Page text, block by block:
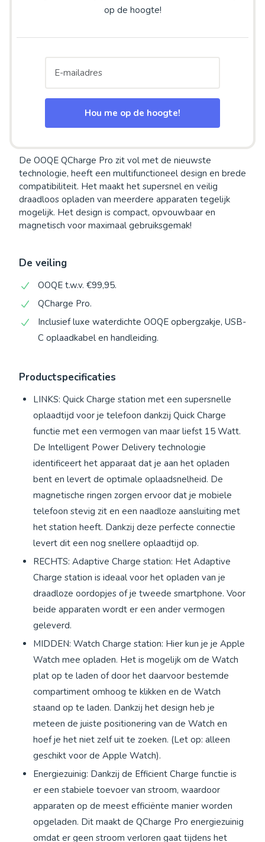
op de hoogte!
Hou me op de hoogte!
De OOQE QCharge Pro zit vol met de nieuwste
technologie, heeft een multifunctioneel design en brede
compatibiliteit. Het maakt het supersnel en veilig
draadloos opladen van meerdere apparaten tegelijk
mogelijk. Het design is compact, opvouwbaar en
magnetisch voor maximaal gebruiksgemak!
De veiling
OOQE t.w.v. €99,95.
QCharge Pro.
Inclusief luxe waterdichte OOQE opbergzakje, USB-
C oplaadkabel en handleiding.
Productspecificaties
LINKS: Quick Charge station met een supersnelle
oplaadtijd voor je telefoon dankzij Quick Charge
functie met een vermogen van maar liefst 15 Watt.
De Intelligent Power Delivery technologie
identificeert het apparaat dat je aan het opladen
bent en levert de optimale oplaadsnelheid. De
magnetische ringen zorgen ervoor dat je mobiele
telefoon stevig zit en een naadloze aansluiting met
het station heeft. Dankzij deze perfecte connectie
levert dit een nog snellere oplaadtijd op.
RECHTS: Adaptive Charge station: Het Adaptive
Charge station is ideaal voor het opladen van je
draadloze oordopjes of je tweede smartphone. Voor
beide apparaten wordt er een ander vermogen
geleverd.
MIDDEN: Watch Charge station: Hier kun je je Apple
Watch mee opladen. Het is mogelijk om de Watch
plat op te laden of door het daarvoor bestemde
compartiment omhoog te klikken en de Watch
staand op te laden. Dankzij het design heb je
meteen de juiste positionering van de Watch en
hoef je het niet zelf uit te zoeken. (Let op: alleen
geschikt voor de Apple Watch).
Energiezuinig: Dankzij de Efficient Charge functie is
er een stabiele toevoer van stroom, waardoor
apparaten op de meest efficiënte manier worden
opgeladen. Dit maakt de QCharge Pro energiezuinig
omdat er geen stroom verloren gaat tijdens het